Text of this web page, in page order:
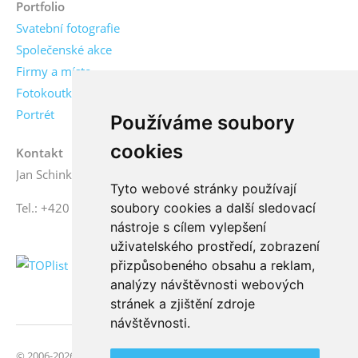
Používáme soubory
cookies
Tyto webové stránky používají
soubory cookies a další sledovací
nástroje s cílem vylepšení
uživatelského prostředí, zobrazení
přizpůsobeného obsahu a reklam,
analýzy návštěvnosti webových
stránek a zjištění zdroje
návštěvnosti.
Portfolio
Svatební fotografie
Společenské akce
Firmy a místa
Fotokoutky
Portrét
Kontakt
Jan Schinko jr., fotograf
Tel.: +420 776 771 000